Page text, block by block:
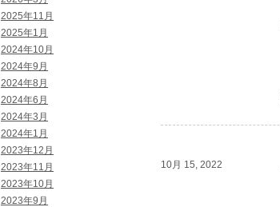
2025年11月
2025年1月
2024年10月
2024年9月
2024年8月
2024年6月
2024年3月
2024年1月
2023年12月
2023年11月
2023年10月
2023年9月
10月 15, 2022